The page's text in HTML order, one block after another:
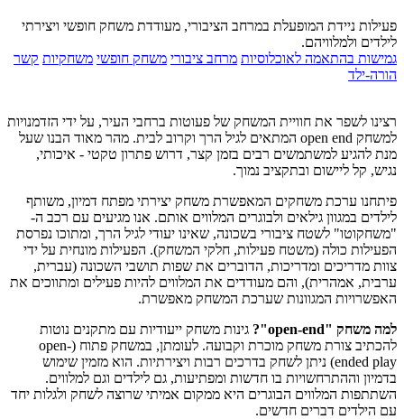
פעילות ניידת המופעלת במרחב הציבורי, מעודדת משחק חופשי ויצירתי
לילדים ולמלוויהם.
גמישות בהתאמה לאוכלוסיות מרחב ציבורי משחק חופשי משחקיות קשר
הורה-ילד
רצינו לשפר את חוויית המשחק של פעוטות ברחבי העיר, על ידי הזדמנויות
למשחק open end המתאים לגיל הרך וקרוב לבית. מהר מאוד הבנו שעל
מנת להגיע למשתמשים רבים בזמן קצר, דרוש פתרון טקטי - איכותי,
נגיש, קל ליישום ובתקציב נמוך.
פיתחנו ערכת משחקים המאפשרת משחק יצירתי מפתח דמיון, משותף
לילדים במגוון גילאים ולבוגרים המלווים אותם. אנו מגיעים עם רכב ה-
"משחקוטו" לשטח ציבורי בשכונה, שאינו יעודי לגיל הרך, ומתוכו נפרסת
הפעילות כולה (משטח פעילות, חלקי המשחק). הפעילות מונחית על ידי
צוות מדריכים ומדריכות, הדוברים את שפות תושבי השכונה (עברית,
ערבית, אמהרית), והם מעודדים את המלווים להיות פעילים ומתווכים את
האפשרויות המגוונות שערכת המשחק מאפשרת.
למה משחק "open-end"?
גינות משחק ייעודיות עם מתקנים נוטות
להכתיב צורת משחק מוכרת וקבועה. לעומתן, במשחק פתוח (open-
ended play) ניתן לשחק בדרכים רבות ויצירתיות. הוא מזמין שימוש
בדמיון וההתרחשויות בו חדשות ומפתיעות, גם לילדים וגם למלווים.
השתתפות המלווים הבוגרים היא ממקום אמיתי שרוצה לשחק ולגלות יחד
עם הילדים דברים חדשים.